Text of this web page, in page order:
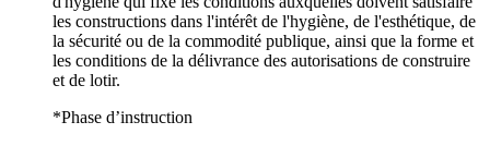
les constructions dans l'intérêt de l'hygiène, de l'esthétique, de
la sécurité ou de la commodité publique, ainsi que la forme et
les conditions de la délivrance des autorisations de construire
et de lotir.
*Phase d’instruction